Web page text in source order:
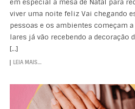
em especial a mesa de Natal para
viver uma noite feliz Vai chegando
pessoas e os ambientes começam
lares já vão recebendo a decoração
[…]
LEIA MAIS…